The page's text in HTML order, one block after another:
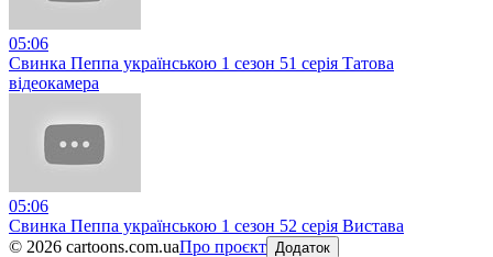
05:06
Свинка Пеппа українською 1 сезон 51 серія Татова
відеокамера
05:06
Свинка Пеппа українською 1 сезон 52 серія Вистава
© 2026 cartoons.com.uaПро проєкт Додаток